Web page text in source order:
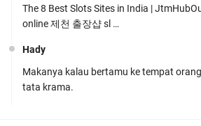
Tim URC Polres Lombok Timur
The 8 Best Slots Sites in India |
online 제천 출장샵 sl …
Hady
Makanya kalau bertamu ke tempat
tata krama.